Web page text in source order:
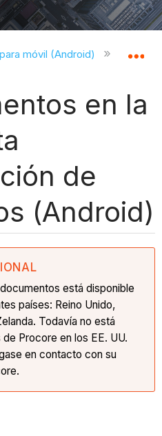
jerarquía global
móvil (Android)
en la
de
(Android)
está disponible
países: Reino Unido,
Todavía no está
Procore en los EE. UU.
en contacto con su